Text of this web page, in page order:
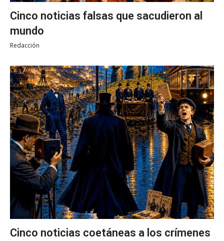
Cinco noticias falsas que sacudieron al
mundo
Redacción
Cinco noticias coetáneas a los crímenes